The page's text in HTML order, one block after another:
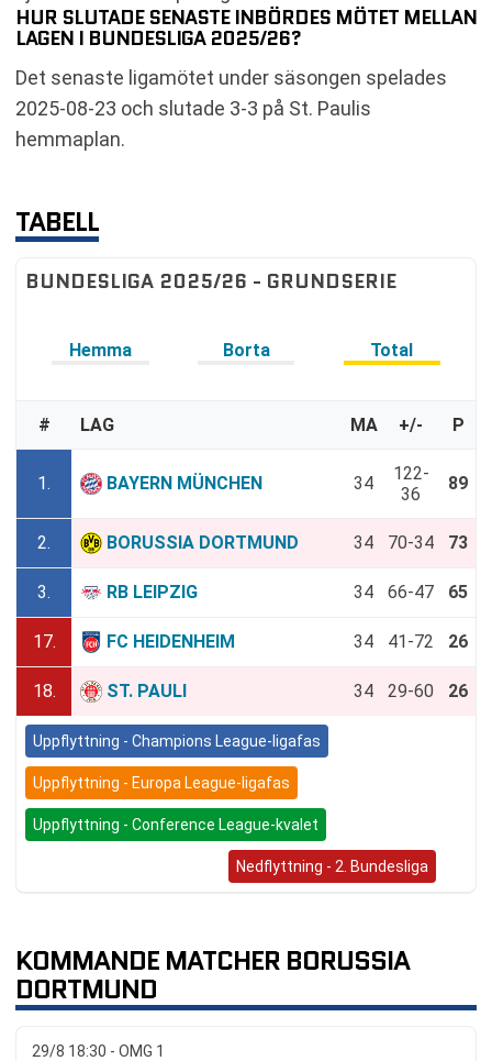
HUR SLUTADE SENASTE INBÖRDES MÖTET MELLAN
LAGEN I BUNDESLIGA 2025/26?
Det senaste ligamötet under säsongen spelades
2025-08-23 och slutade 3-3 på St. Paulis
hemmaplan.
TABELL
BUNDESLIGA 2025/26 - GRUNDSERIE
Hemma Borta Total
# LAG MA +/- P
1. BAYERN MÜNCHEN 34
122-
36
89
2. BORUSSIA DORTMUND 34 70-34 73
3. RB LEIPZIG 34 66-47 65
17. FC HEIDENHEIM 34 41-72 26
18. ST. PAULI 34 29-60 26
Uppflyttning - Champions League-ligafas
Uppflyttning - Europa League-ligafas
Uppflyttning - Conference League-kvalet
Nedflyttning - 2. Bundesliga
KOMMANDE MATCHER BORUSSIA
DORTMUND
29/8 18:30 - OMG 1